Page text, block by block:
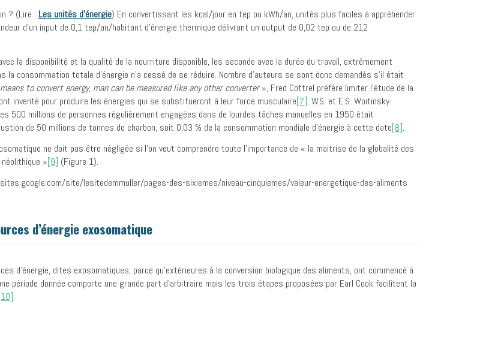
? (Lire : Les unités d’énergie) En convertissant les kcal/jour en tep ou kWh/an, unités plus faciles à appréhender
d’un input de 0,1 tep/an/habitant d’énergie thermique délivrant un output de 0,02 tep ou de 212
la disponibilité et la qualité de la nourriture disponible, les seconde avec la durée du travail, extrêmement
la consommation totale d’énergie n’a cessé de se réduire. Nombre d’auteurs se sont donc demandés s’il était
to convert energy, man can be measured like any other converter», Fred Cottrel préfère limiter l’étude de la
inventé pour produire les énergies qui se substitueront à leur force musculaire[7]. W.S. et E.S. Woitinsky
500 millions de personnes régulièrement engagées dans de lourdes tâches manuelles en 1950 était
de 50 millions de tonnes de charbon, soit 0,03 % de la consommation mondiale d’énergie à cette date[8].
ne doit pas être négligée si l’on veut comprendre toute l’importance de « la maitrise de la globalité des
»[9] (Figure 1).
d’énergie exosomatique
d’énergie, dites exosomatiques, parce qu’extérieures à la conversion biologique des aliments, ont commencé à
donnée comporte une grande part d’arbitraire mais les trois étapes proposées par Earl Cook facilitent la
.